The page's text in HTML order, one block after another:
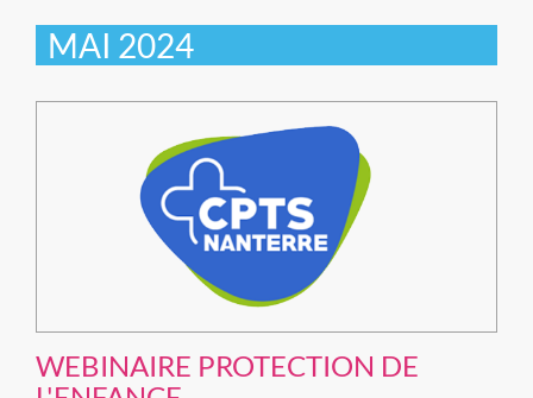
MAI 2024
WEBINAIRE PROTECTION DE